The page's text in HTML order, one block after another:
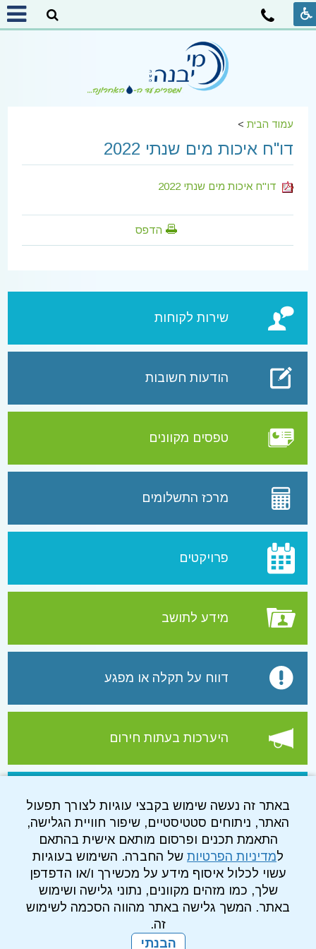
באתר זה נעשה שימוש בקבצי עוגיות לצורך תפעול
האתר, ניתוחים סטטיסטיים, שיפור חוויית הגלישה,
התאמת תכנים ופרסום מותאם אישית בהתאם
למדיניות הפרטיות של החברה. השימוש בעוגיות
עשוי לכלול איסוף מידע על מכשירך ו/או הדפדפן
שלך, כמו מזהים מקוונים, נתוני גלישה ושימוש
באתר. המשך גלישה באתר מהווה הסכמה לשימוש
זה.
הבנתי
שירות לקוחות
הודעות חשובות
טפסים מקוונים
מרכז התשלומים
פרויקטים
מידע לתושב
דווח על תקלה או מפגע
היערכות בעתות חירום
עמוד הפייסבוק של התאגיד
עמוד הבית>
דו"ח איכות מים שנתי 2022
דו"ח איכות מים שנתי 2022
הדפס